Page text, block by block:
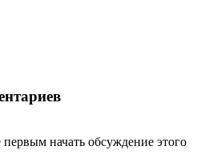
начать обсуждение этого